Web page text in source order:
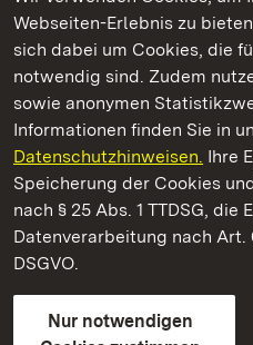
Webseiten-Erlebnis zu
sich dabei um Cookies, die
notwendig sind. Zudem
sowie anonymen
Informationen finden Sie in
Datenschutzhinweisen. Ihre
Speicherung der Cookies
nach § 25 Abs. 1 TTDSG,
Datenverarbeitung nach Art.
DSGVO.
Nur notwendigen
Kommen. Staunen.
Residenzschloss Mergentheim
Staatliche Schlösser und
Kontakt
GebärdenspracheLeichte
Erklärung zur Barrierefreiheit